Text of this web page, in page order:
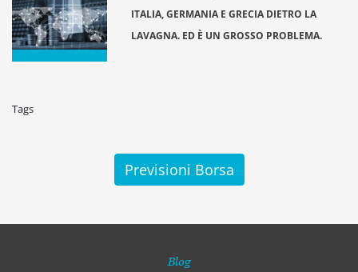
ITALIA, GERMANIA E GRECIA DIETRO LA
LAVAGNA. ED È UN GROSSO PROBLEMA.
Tags
Previsioni Borsa
Blog